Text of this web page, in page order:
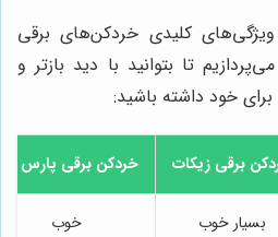
کلیدی خردکن‌های برقی
تا بتوانید با دید بازتر و
برای خود داشته باشید:
برقی زیکات خردکن برقی پارس
بسیار خوب خوب